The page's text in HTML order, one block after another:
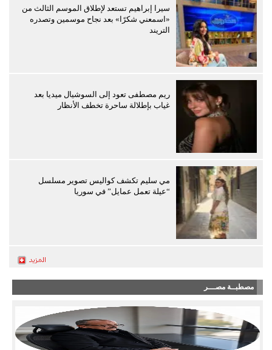
سيرا إبراهيم تستعد لإطلاق الموسم الثالث من
«اسمعني شكرًا» بعد نجاح موسمين وتصدره
التريند
ريم مصطفى تعود إلى السوشيال ميديا بعد
غياب بإطلالة ساحرة تخطف الأنظار
مي سليم تكشف كواليس تصوير مسلسل
“عيلة تعمل عمايل” في سوريا
مصطبــة مصـــر